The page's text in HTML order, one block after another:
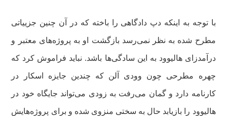
با توجه به اینکه دپ دادگاهی را باخته که در آن چنین جزییاتی
مطرح شده به نظر نمی‌رسد بازگشت او به پروژه‌های معتبر و
درآمدزای هالیوود به این سادگی‌ها باشد. نباید فراموش کرد که
چهره مطرحی چون وودی آلن که چندین جایزه اسکار در
کارنامه دارد و گمان می‌رفت به زودی می‌تواند جایگاه خود در
هالیوود را بازیابد حال به سختی منزوی شده و برای پروژه‌هایش